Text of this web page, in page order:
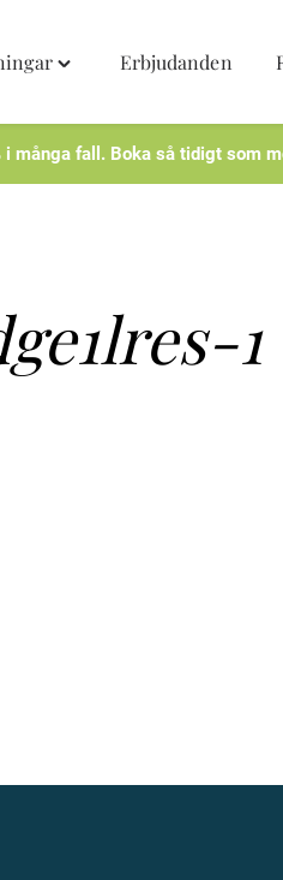
Erbjudanden
i många fall. Boka så tidigt som
1